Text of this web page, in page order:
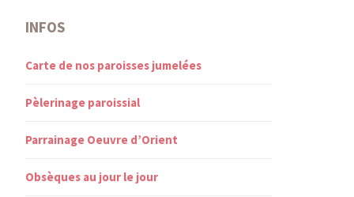
INFOS
Carte de nos paroisses jumelées
Pèlerinage paroissial
Parrainage Oeuvre d’Orient
Obsèques au jour le jour